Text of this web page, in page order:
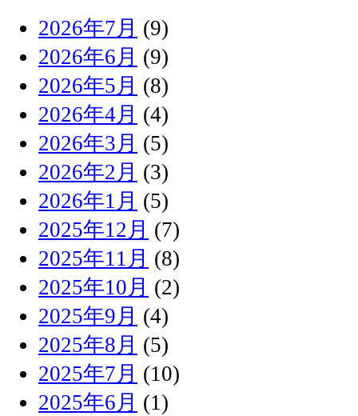
2026年7月 (9)
2026年6月 (9)
2026年5月 (8)
2026年4月 (4)
2026年3月 (5)
2026年2月 (3)
2026年1月 (5)
2025年12月 (7)
2025年11月 (8)
2025年10月 (2)
2025年9月 (4)
2025年8月 (5)
2025年7月 (10)
2025年6月 (1)